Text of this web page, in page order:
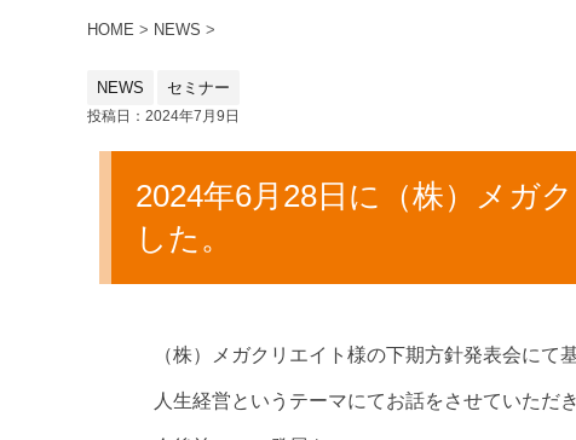
HOME > NEWS >
NEWS セミナー
投稿日：2024年7月9日
2024年6月28日に（株）メガ
した。
（株）メガクリエイト様の下期方針発表会にて
人生経営というテーマにてお話をさせていただ